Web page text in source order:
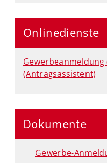
Onlinedienste
Gewerbeanmeldung
(Antragsassistent)
Dokumente
Gewerbe-